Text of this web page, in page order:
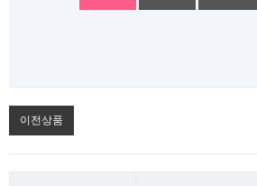
이전상품